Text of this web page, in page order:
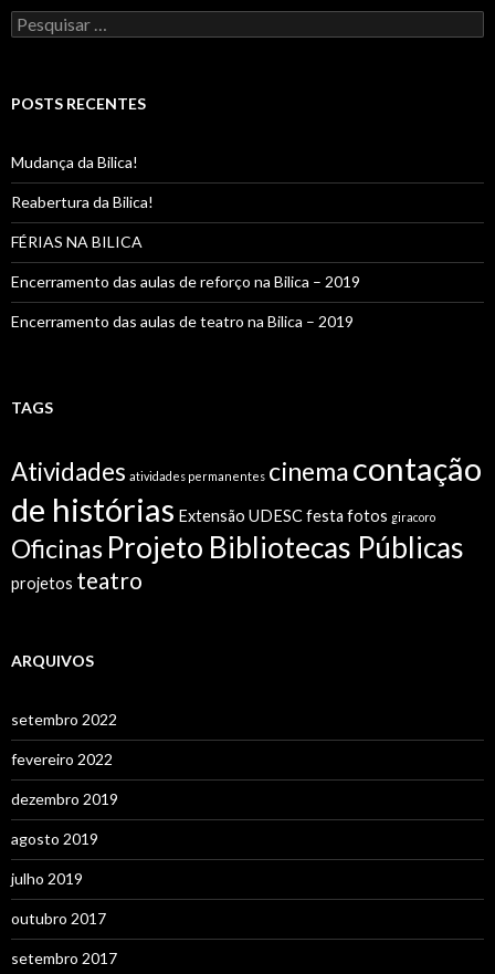
Pesquisar
por:
POSTS RECENTES
Mudança da Bilica!
Reabertura da Bilica!
FÉRIAS NA BILICA
Encerramento das aulas de reforço na Bilica – 2019
Encerramento das aulas de teatro na Bilica – 2019
TAGS
Atividades atividades permanentes cinemacontação
de histórias Extensão UDESCfesta fotos giracoro
Oficinas Projeto Bibliotecas Públicas
projetos teatro
ARQUIVOS
setembro 2022
fevereiro 2022
dezembro 2019
agosto 2019
julho 2019
outubro 2017
setembro 2017